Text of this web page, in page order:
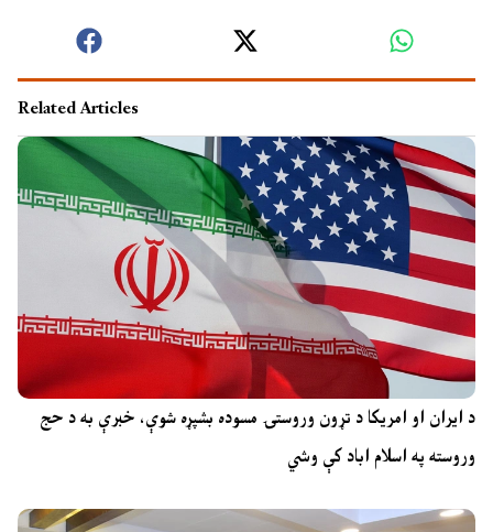
Related Articles
د ایران او امریکا د تړون وروستۍ مسوده بشپړه شوې، خبرې به د حج
وروسته په اسلام اباد کې وشي